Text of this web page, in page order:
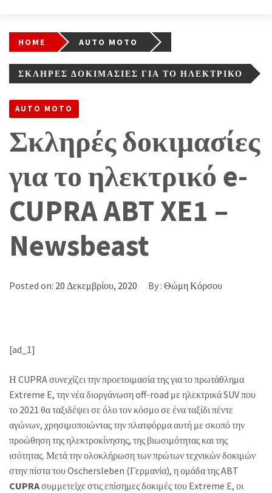
HOME AUTO MOTO
ΣΚΛΗΡΈΣ ΔΟΚΙΜΑΣΊΕΣ ΓΙΑ ΤΟ ΗΛΕΚΤΡΙΚΌ
AUTO MOTO
Σκληρές δοκιμασίες
για το ηλεκτρικό e-
CUPRA ABT XE1 –
Newsbeast
Posted on: 20 Δεκεμβρίου, 2020 By : Θώμη Κόρσου
[ad_1]
Η CUPRA συνεχίζει την προετοιμασία της για το πρωτάθλημα
Extreme E, την νέα διοργάνωση off-road με ηλεκτρικά SUV που
το 2021 θα ταξιδέψει σε όλο τον κόσμο σε ένα ταξίδι πέντε
αγώνων, χρησιμοποιώντας την πλατφόρμα αυτή με σκοπό την
προώθηση της ηλεκτροκίνησης, της βιωσιμότητας και της
ισότητας. Μετά την ολοκλήρωση των πρώτων τεχνικών δοκιμών
στην πίστα του Oschersleben (Γερμανία), η ομάδα της ABT
CUPRAσυμμετείχε στις επίσημες δοκιμές του Extreme E, οι